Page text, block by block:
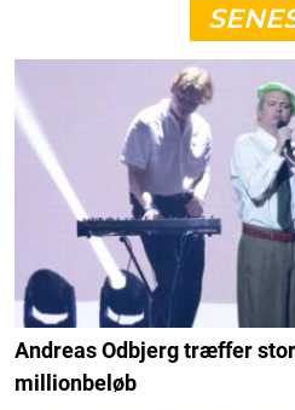
Andreas Odbjerg træffer
millionbeløb